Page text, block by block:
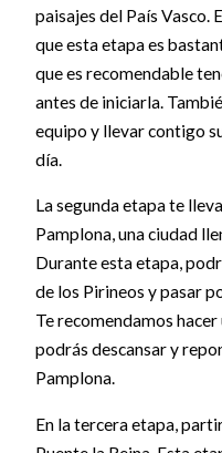
paisajes del País Vasco.
que esta etapa es
que es recomendable
antes de iniciarla.
equipo y llevar contigo
día.
La segunda etapa te
Pamplona, una ciudad
Durante esta etapa,
de los Pirineos y pasar
Te recomendamos
podrás descansar y
Pamplona.
En la tercera etapa,